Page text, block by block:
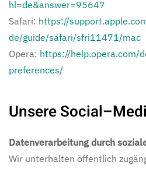
hl=de&answer=95647
Safari: https://
de/guide/safari/sfri11471/mac
Opera: https://help.opera.com/
preferences/
Unsere
Datenverarbeitung durch
Wir unterhalten öffentlich